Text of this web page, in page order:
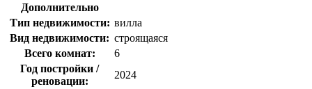
Дополнительно
Тип недвижимости: вилла
Вид недвижимости: строящаяся
Всего комнат:
6
Год постройки /
реновации:
2024